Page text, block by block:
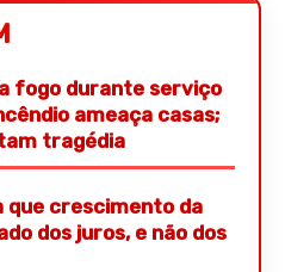
fogo durante serviço
ameaça casas;
tragédia
que crescimento da
dos juros, e não dos